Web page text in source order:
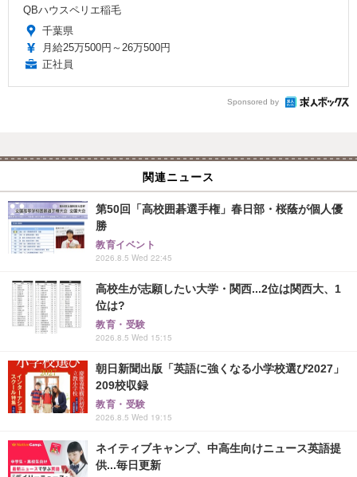
QBハウスペリエ稲毛
千葉県
月給25万500円～26万500円
正社員
Sponsored by
関連ニュース
第50回「高校囲碁選手権」春日部・桜蔭が個人優
勝
教育イベント
2026.8.5 Wed 22:45
高校生が志願したい大学・関西...2位は関西大、1
位は?
教育・受験
2026.8.5 Wed 15:15
朝日新聞出版「英語に強くなる小学校選び2027」
209校収録
教育・受験
2026.8.5 Wed 19:15
ネイティブキャンプ、中高生向けニュース英語提
供...毎日更新